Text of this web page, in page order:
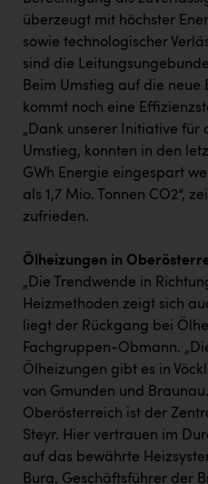
Seher + Partner
Smurfit Westrock Nettingsdorf
TCL
TGW Logistics
TRAILOMAT & Cycling Austria
VERITAS
Vier Diamanten
Vorlagenportal
Wir besiegen Krebs
Wirtschaftskammer OÖ
ZGONC
ZULuft - Zukunft Luft Austria
z.l.ö.
Österreichisches
überzeugt mit höchster
sowie technologischer
sind die
Beim Umstieg auf die neue
kommt noch eine
„Dank unserer Initiative für
Umstieg, konnten in den
GWh Energie eingespart
als 1,7 Mio. Tonnen CO2“,
zufrieden.
Ölheizungen in
„Die Trendwende in
Heizmethoden zeigt sich
liegt der Rückgang bei
Fachgruppen-Obmann.
Ölheizungen gibt es in
von Gmunden und
Oberösterreich ist der
Steyr. Hier vertrauen im
auf das bewährte
Burg, Geschäftsführer der